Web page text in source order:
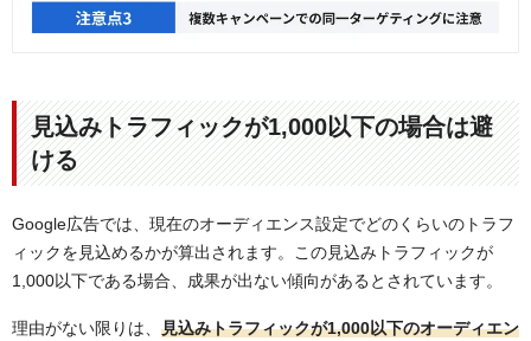
見込みトラフィックが1,000以下の場合は避
ける
Google広告では、現在のオーディエンス設定でどのくらいのトラフ
ィックを見込めるかが算出されます。この見込みトラフィックが
1,000以下である場合、成果が出ない傾向があるとされています。
理由がない限りは、 見込みトラフィックが1,000以下のオーディエン